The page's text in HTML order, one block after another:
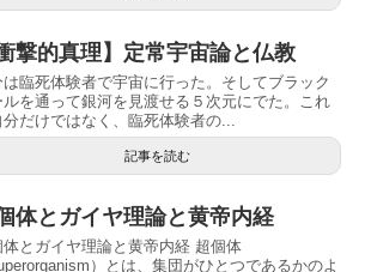
衝撃的真理】定常宇宙論と仏教
は臨死体験者で宇宙に行った。そしてブラック
ルを通って銀河を見渡せる５次元にでた。これ
分だけではなく、臨死体験者の...
記事を読む
体とガイヤ理論と黄帝内経
体とガイヤ理論と黄帝内経 超個体
）とは、集団がひとつであるかのよ